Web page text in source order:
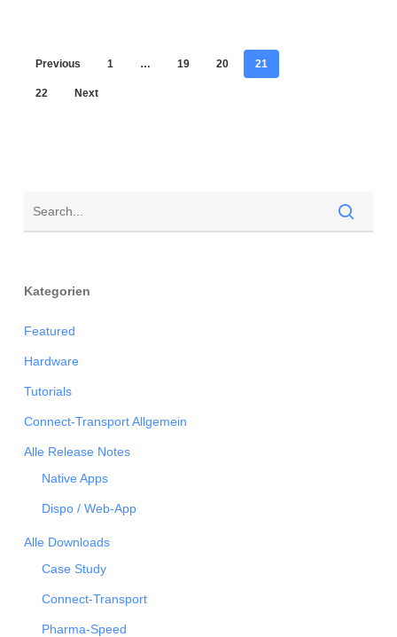
Previous 1 … 19 20 21
22 Next
Kategorien
Featured
Hardware
Tutorials
Connect-Transport Allgemein
Alle Release Notes
Native Apps
Dispo / Web-App
Alle Downloads
Case Study
Connect-Transport
Pharma-Speed